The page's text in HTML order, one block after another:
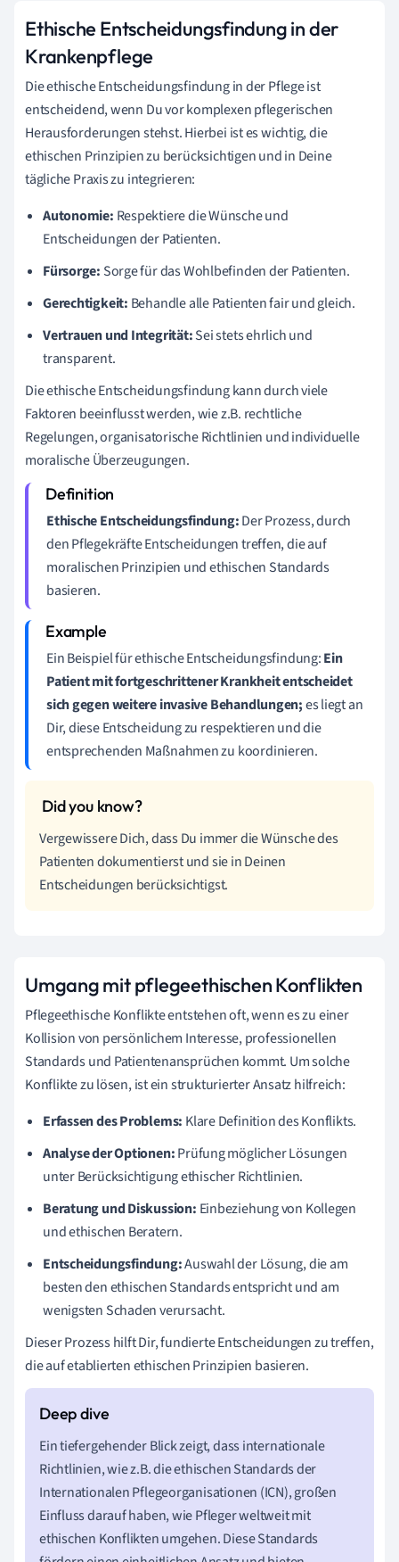
Ethische Entscheidungsfindung in der
Krankenpflege
Die ethische Entscheidungsfindung in der Pflege ist
entscheidend, wenn Du vor komplexen pflegerischen
Herausforderungen stehst. Hierbei ist es wichtig, die
ethischen Prinzipien zu berücksichtigen und in Deine
tägliche Praxis zu integrieren:
Autonomie: Respektiere die Wünsche und
Entscheidungen der Patienten.
Fürsorge: Sorge für das Wohlbefinden der Patienten.
Gerechtigkeit: Behandle alle Patienten fair und gleich.
Vertrauen und Integrität:Sei stets ehrlich und
transparent.
Die ethische Entscheidungsfindung kann durch viele
Faktoren beeinflusst werden, wie z.B. rechtliche
Regelungen, organisatorische Richtlinien und individuelle
moralische Überzeugungen.
Ethische Entscheidungsfindung:Der Prozess, durch
den Pflegekräfte Entscheidungen treffen, die auf
moralischen Prinzipien und ethischen Standards
basieren.
Ein Beispiel für ethische Entscheidungsfindung:Ein
Patient mit fortgeschrittener Krankheit entscheidet
sich gegen weitere invasive Behandlungen;es liegt an
Dir, diese Entscheidung zu respektieren und die
entsprechenden Maßnahmen zu koordinieren.
Vergewissere Dich, dass Du immer die Wünsche des
Patienten dokumentierst und sie in Deinen
Entscheidungen berücksichtigst.
Umgang mit pflegeethischen Konflikten
Pflegeethische Konflikte entstehen oft, wenn es zu einer
Kollision von persönlichem Interesse, professionellen
Standards und Patientenansprüchen kommt. Um solche
Konflikte zu lösen, ist ein strukturierter Ansatz hilfreich:
Erfassen des Problems: Klare Definition des Konflikts.
Analyse der Optionen:Prüfung möglicher Lösungen
unter Berücksichtigung ethischer Richtlinien.
Beratung und Diskussion: Einbeziehung von Kollegen
und ethischen Beratern.
Entscheidungsfindung:Auswahl der Lösung, die am
besten den ethischen Standards entspricht und am
wenigsten Schaden verursacht.
Dieser Prozess hilft Dir, fundierte Entscheidungen zu treffen,
die auf etablierten ethischen Prinzipien basieren.
Ein tiefergehender Blick zeigt, dass internationale
Richtlinien, wie z.B. die ethischen Standards der
Internationalen Pflegeorganisationen (ICN), großen
Einfluss darauf haben, wie Pfleger weltweit mit
ethischen Konflikten umgehen. Diese Standards